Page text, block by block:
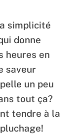
simplicité
donne
heures en
saveur
un peu
tout ça?
tendre à la